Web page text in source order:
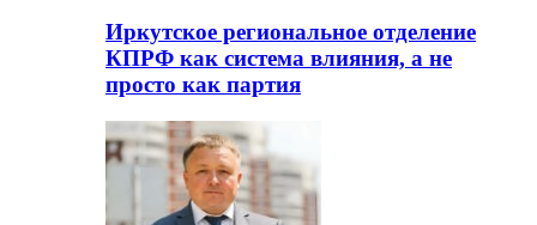
Иркутское региональное отделение
КПРФ как система влияния, а не
просто как партия